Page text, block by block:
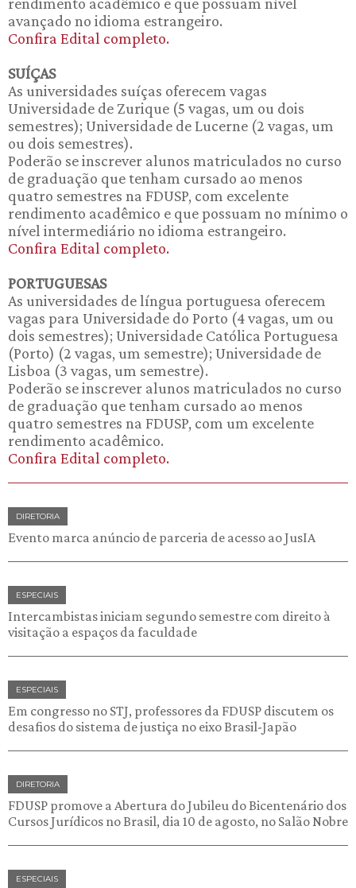
avançado no idioma estrangeiro.
Confira Edital completo.
SUÍÇAS
As universidades suíças oferecem vagas
Universidade de Zurique (5 vagas, um ou dois
semestres); Universidade de Lucerne (2 vagas, um
ou dois semestres).
Poderão se inscrever alunos matriculados no curso
de graduação que tenham cursado ao menos
quatro semestres na FDUSP, com excelente
rendimento acadêmico e que possuam no mínimo o
nível intermediário no idioma estrangeiro.
Confira Edital completo.
PORTUGUESAS
As universidades de língua portuguesa oferecem
vagas para Universidade do Porto (4 vagas, um ou
dois semestres); Universidade Católica Portuguesa
(Porto) (2 vagas, um semestre); Universidade de
Lisboa (3 vagas, um semestre).
Poderão se inscrever alunos matriculados no curso
de graduação que tenham cursado ao menos
quatro semestres na FDUSP, com um excelente
rendimento acadêmico.
Confira Edital completo.
DIRETORIA
Evento marca anúncio de parceria de acesso ao JusIA
ESPECIAIS
Intercambistas iniciam segundo semestre com direito à
visitação a espaços da faculdade
ESPECIAIS
Em congresso no STJ, professores da FDUSP discutem os
desafios do sistema de justiça no eixo Brasil-Japão
DIRETORIA
FDUSP promove a Abertura do Jubileu do Bicentenário dos
Cursos Jurídicos no Brasil, dia 10 de agosto, no Salão Nobre
ESPECIAIS